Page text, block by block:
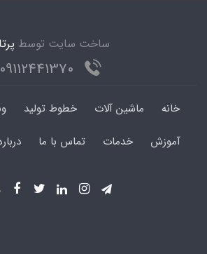
ساخت سایت توسط
خانه ماشین آلات خطوط تولید
آموزش
خدمات تماس با ما